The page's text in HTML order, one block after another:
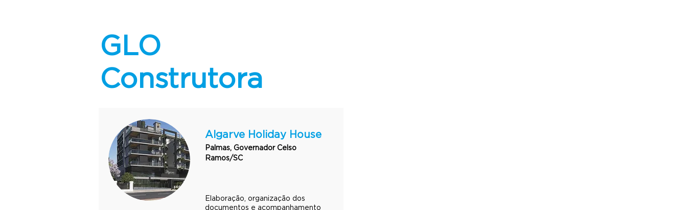
GLO
Construtora
Algarve Holiday House
Palmas, Governador Celso
Ramos/SC
Elaboração, organização dos
documentos e acompanhamento